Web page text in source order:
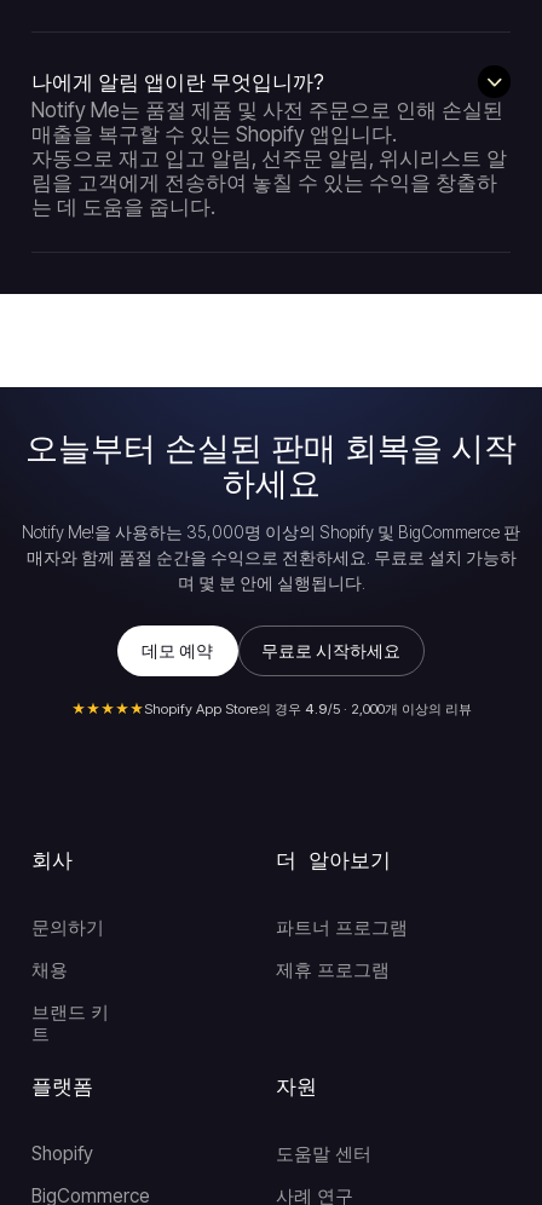
나에게 알림 앱이란 무엇입니까?
Notify Me는 품절 제품 및 사전 주문으로 인해 손실된
매출을 복구할 수 있는 Shopify 앱입니다.
자동으로 재고 입고 알림, 선주문 알림, 위시리스트 알
림을 고객에게 전송하여 놓칠 수 있는 수익을 창출하
는 데 도움을 줍니다.
오늘부터 손실된 판매 회복을 시작
하세요
Notify Me!을 사용하는 35,000명 이상의 Shopify 및 BigCommerce 판
매자와 함께 품절 순간을 수익으로 전환하세요. 무료로 설치 가능하
며 몇 분 안에 실행됩니다.
데모 예약 무료로 시작하세요
★★★★★Shopify App Store의 경우 4.9/5 · 2,000개 이상의 리뷰
회사
문의하기
채용
브랜드 키
트
자원
도움말 센터
사례 연구
더 알아보기
파트너 프로그램
제휴 프로그램
플랫폼
Shopify
BigCommerce